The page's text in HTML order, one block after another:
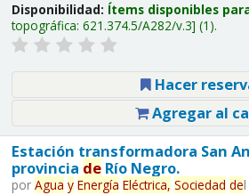
Disponibilidad: Ítems disponibles
topográfica: 621.374.5/A282/v.3 (1).
Hacer
Agregar al
Estación transformadora San
provincia deRío Negro.
por Agua y Energía Eléctrica, Sociedad del